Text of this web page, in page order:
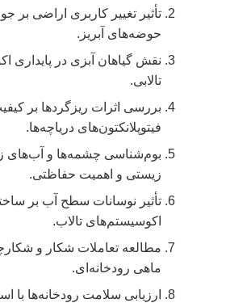
تأثیر تغییر کاربری اراضی بر
حوضه‌های آبریز.
نقش گیاهان آبزی در پایداری
تالابی.
بررسی اثرات ریزگردها بر
فیتوپلانکتون‌های دریاچه‌ها.
بوم‌شناسی چشمه‌ها و آب‌های
زیستی و اهمیت حفاظتی.
تأثیر نوسانات سطح آب بر
اکوسیستم‌های تالاب.
مطالعه تعاملات شکار و
ماهی رودخانه‌ای.
ارزیابی سلامت رودخانه‌ها با